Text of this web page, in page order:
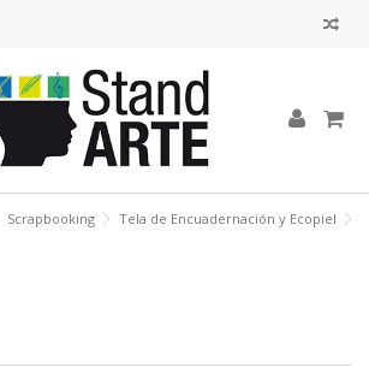
Scrapbooking
Tela de Encuadernación y Ecopiel